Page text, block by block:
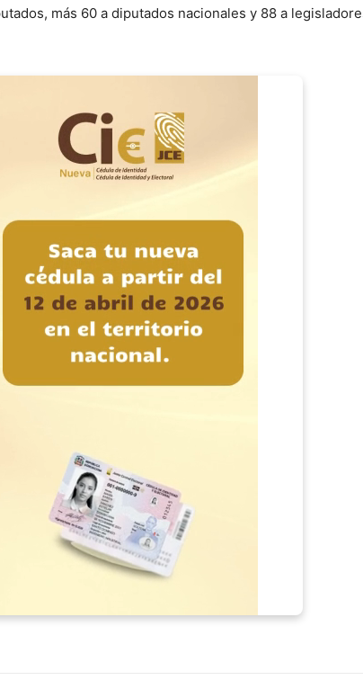
más 60 a diputados nacionales y 88 a